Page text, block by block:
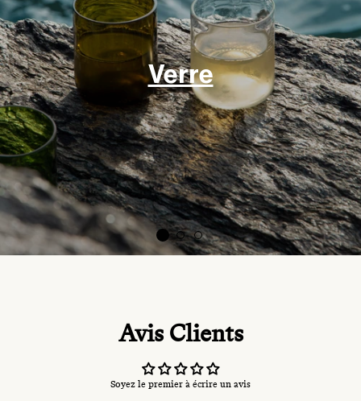
Verre
Avis Clients
Soyez le premier à écrire un avis